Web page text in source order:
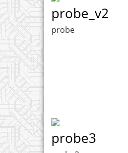
probe_v2
probe
probe3